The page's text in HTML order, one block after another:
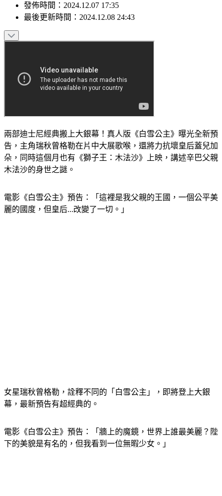
發佈時間： 2024.12.07 17:35
最後更新時間： 2024.12.08 24:43
兩部迪士尼經典搬上大銀幕！真人版《白雪公主》曝光全新預
告，主角瑞秋曾格勒在片中大展歌喉，還將力抗壞皇后蓋兒加
朵，同時這個月也有《獅子王：木法沙》上映，講述辛巴父親
木法沙的身世之謎。
電影《白雪公主》預告：「這裡是我父親的王國，一個公平美
麗的國度，但皇后...改變了一切。」
女星瑞秋曾格勒，詮釋不同的「白雪公主」，即將登上大銀
幕，最新預告有超經典的。
電影《白雪公主》預告：「牆上的魔鏡，世界上誰最美麗？陛
下的美貌是有名的，但我看到一位無暇少女。」